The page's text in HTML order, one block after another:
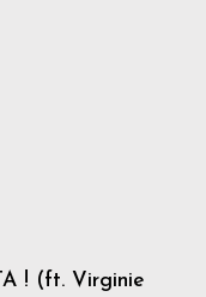
! (ft. Virginie